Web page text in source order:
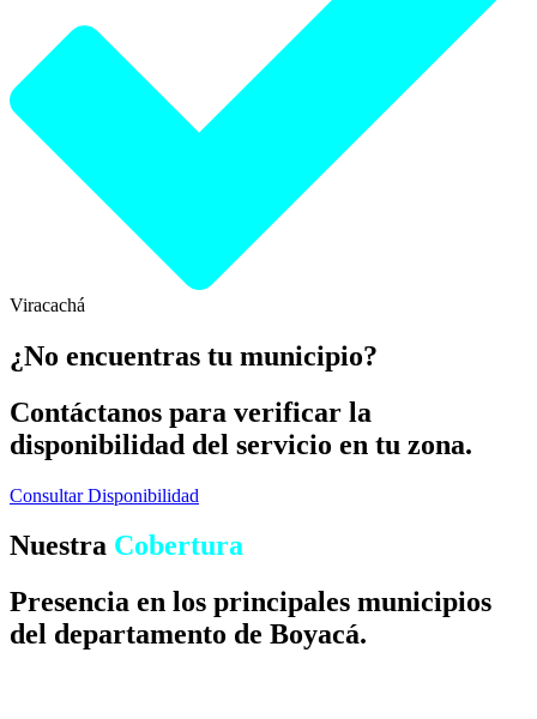
Viracachá
¿No encuentras tu municipio?
Contáctanos para verificar la
disponibilidad del servicio en tu zona.
Consultar Disponibilidad
Nuestra Cobertura
Presencia en los principales municipios
del departamento de Boyacá.